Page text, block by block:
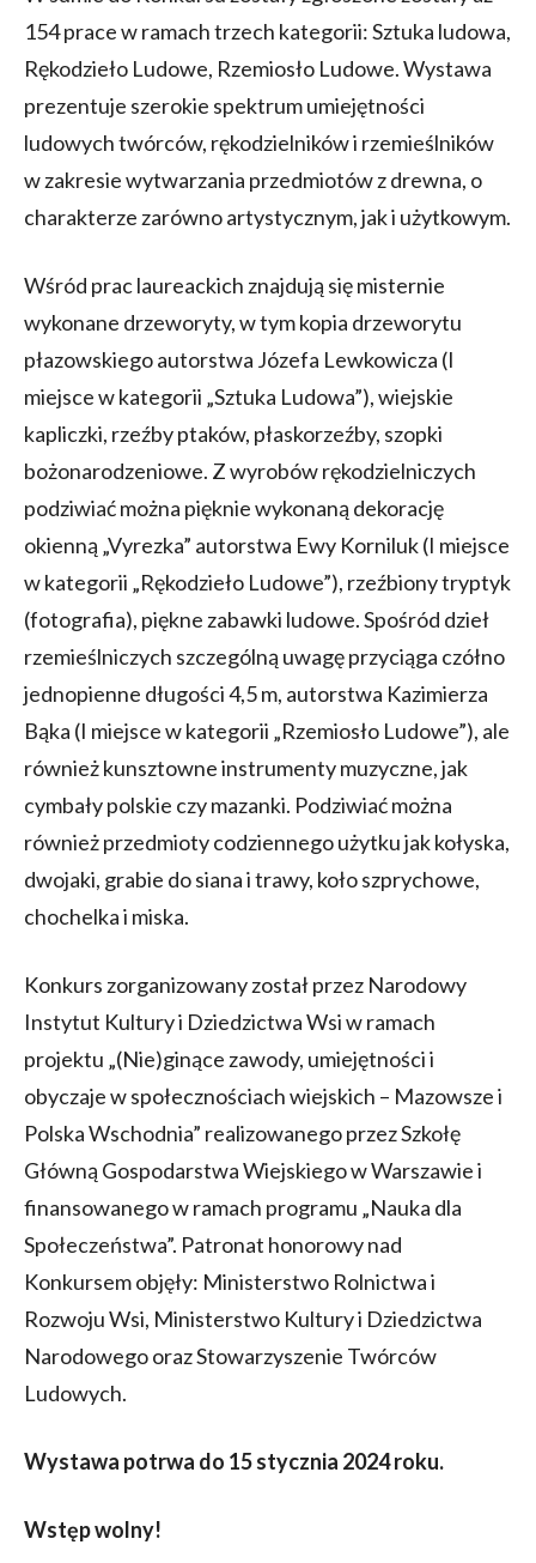
154 prace w ramach trzech kategorii: Sztuka ludowa,
Rękodzieło Ludowe, Rzemiosło Ludowe. Wystawa
prezentuje szerokie spektrum umiejętności
ludowych twórców, rękodzielników i rzemieślników
w zakresie wytwarzania przedmiotów z drewna, o
charakterze zarówno artystycznym, jak i użytkowym.
Wśród prac laureackich znajdują się misternie
wykonane drzeworyty, w tym kopia drzeworytu
płazowskiego autorstwa Józefa Lewkowicza (I
miejsce w kategorii „Sztuka Ludowa”), wiejskie
kapliczki, rzeźby ptaków, płaskorzeźby, szopki
bożonarodzeniowe. Z wyrobów rękodzielniczych
podziwiać można pięknie wykonaną dekorację
okienną „Vyrezka” autorstwa Ewy Korniluk (I miejsce
w kategorii „Rękodzieło Ludowe”), rzeźbiony tryptyk
(fotografia), piękne zabawki ludowe. Spośród dzieł
rzemieślniczych szczególną uwagę przyciąga czółno
jednopienne długości 4,5 m, autorstwa Kazimierza
Bąka (I miejsce w kategorii „Rzemiosło Ludowe”), ale
również kunsztowne instrumenty muzyczne, jak
cymbały polskie czy mazanki. Podziwiać można
również przedmioty codziennego użytku jak kołyska,
dwojaki, grabie do siana i trawy, koło szprychowe,
chochelka i miska.
Konkurs zorganizowany został przez Narodowy
Instytut Kultury i Dziedzictwa Wsi w ramach
projektu „(Nie)ginące zawody, umiejętności i
obyczaje w społecznościach wiejskich – Mazowsze i
Polska Wschodnia” realizowanego przez Szkołę
Główną Gospodarstwa Wiejskiego w Warszawie i
finansowanego w ramach programu „Nauka dla
Społeczeństwa”. Patronat honorowy nad
Konkursem objęły: Ministerstwo Rolnictwa i
Rozwoju Wsi, Ministerstwo Kultury i Dziedzictwa
Narodowego oraz Stowarzyszenie Twórców
Ludowych.
Wystawa potrwa do 15 stycznia 2024 roku.
Wstęp wolny!